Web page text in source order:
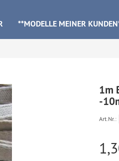
**MODELLE MEINER
1m
-
Art.Nr.: